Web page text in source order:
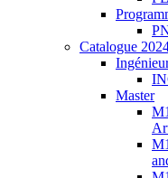
Catalogue
Master